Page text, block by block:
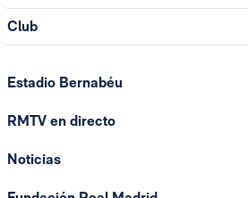
Club
Estadio Bernabéu
RMTV en directo
Noticias